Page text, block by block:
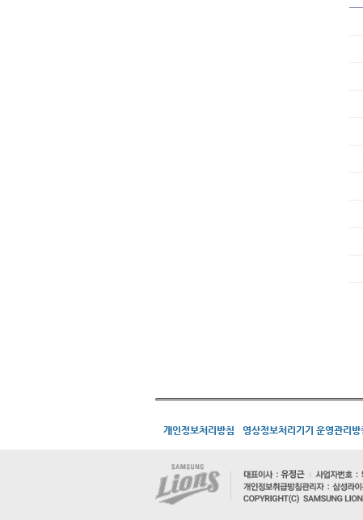
개인정보처리방침 영상정보처리기기 운영관리방